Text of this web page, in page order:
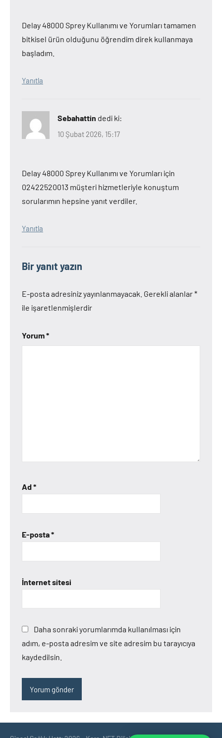
Delay 48000 Sprey Kullanımı ve Yorumları tamamen
bitkisel ürün olduğunu öğrendim direk kullanmaya
başladım.
Yanıtla
Sebahattin dedi ki:
10 Şubat 2026, 15:17
Delay 48000 Sprey Kullanımı ve Yorumları için
02422520013 müşteri hizmetleriyle konuştum
sorularımın hepsine yanıt verdiler.
Yanıtla
Bir yanıt yazın
E-posta adresiniz yayınlanmayacak. Gerekli alanlar*
ile işaretlenmişlerdir
Yorum*
Ad*
E-posta*
İnternet sitesi
Daha sonraki yorumlarımda kullanılması için
adım, e-posta adresim ve site adresim bu tarayıcıya
kaydedilsin.